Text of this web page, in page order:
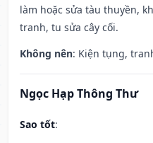
làm hoặc sửa tàu thuyền,
tranh, tu sửa cây cối.
Không nên: Kiện tụng,
Ngọc Hạp Thông Thư
Sao tốt: